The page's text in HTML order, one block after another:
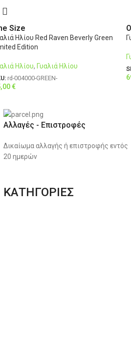
Size
Ηλίου Red Raven Beverly Green
Edition
Ηλίου, Γυαλιά Ηλίου
rd-004000-GREEN-
€
Αλλαγές - Επιστροφές
Δικαίωμα αλλαγής ή επιστροφής εντός
20 ημερών
ΚΑΤΗΓΟΡΙΕΣ